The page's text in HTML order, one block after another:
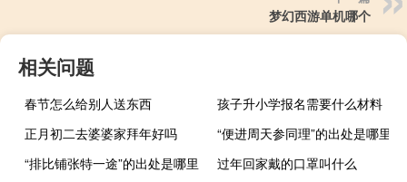
梦幻西游单机哪个
相关问题
春节怎么给别人送东西
孩子升小学报名需要什么材料
正月初二去婆婆家拜年好吗
“便进周天参同理”的出处是哪里
“排比铺张特一途”的出处是哪里
过年回家戴的口罩叫什么